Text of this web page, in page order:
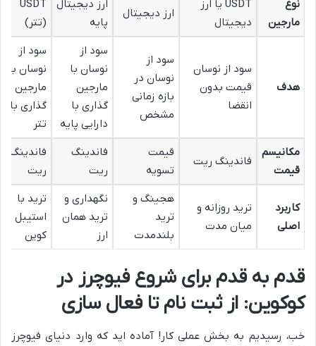
نوع
مارجین
USDT یا ارز
دیجیتال
ارز دیجیتال
ارز دیجیتال
پایه
USDT
(تتر)
هدف
سود از نوسان
قیمت بدون
انقضا
سود از
نوسان در
بازه زمانی
مشخص
سود از
نوسان با
مارجین
گذاری با
دارایی پایه
سود از
نوسان با
مارجین
گذاری با
تتر
مکانیسم
قیمت
فاندینگ ریت
قیمت
تسویه
فاندینگ
ریت
فاندینگ
ریت
کاربرد
اصلی
ترید روزانه و
میان مدت
هجینگ و
ترید
بلندمدت
نگهداری و
ترید همان
ارز
ترید با
استیبل
کوین
قدم به قدم برای شروع فیوچرز در
کوکوین: از ثبت نام تا فعال سازی
خب، رسیدیم به بخش عملی کار! آماده اید که وارد دنیای فیوچرز